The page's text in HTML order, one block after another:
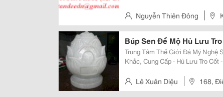
Banner Treo Quảng Cáo Được Sử
Nguyễn Thiên Đông
Nẵng
Búp Sen Để Mộ Hủ Lưu
Trung Tâm Thế Giới Đá Mỹ Nghệ Sài Sòn - Là Đơn Vị : Chuyên Khai Thác, Điêu
Khắc, Cung Cấp - Hủ Lưu Tro Cốt - Búp Sen Để Mộ Đá Khối Cẩm Thạch Non
Nhẹ , Dùng Trong
Lê Xuân Diệu 168,